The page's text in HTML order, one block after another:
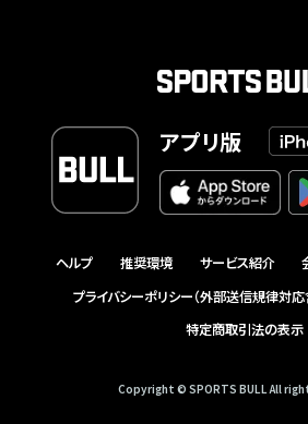
アプリ版
ヘルプ 推奨環境 サービス紹介
プライバシーポリシー（外部送信規律対応
特定商取引法の表示
Copyright © SPORTS BULL All